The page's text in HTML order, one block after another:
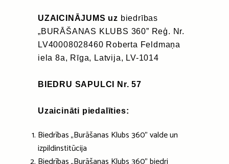
UZAICINĀJUMS uz biedrības
„BURĀŠANAS KLUBS 360” Reģ. Nr.
LV40008028460 Roberta Feldmaņa
iela 8a, Rīga, Latvija, LV-1014
BIEDRU SAPULCI Nr. 57
Uzaicināti piedalīties:
Biedrības „Burāšanas Klubs 360” valde un
izpildinstitūcija